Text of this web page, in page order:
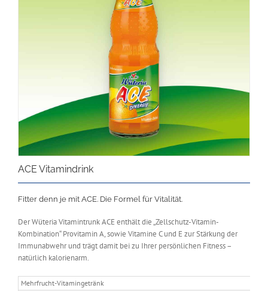
ACE Vitamindrink
Fitter denn je mit ACE. Die Formel für Vitalität.
Der Wüteria Vitamintrunk ACE enthält die „Zellschutz-Vitamin-
Kombination“ Provitamin A, sowie Vitamine C und E zur Stärkung der
Immunabwehr und trägt damit bei zu Ihrer persönlichen Fitness –
natürlich kalorienarm.
Mehrfrucht-Vitamingetränk